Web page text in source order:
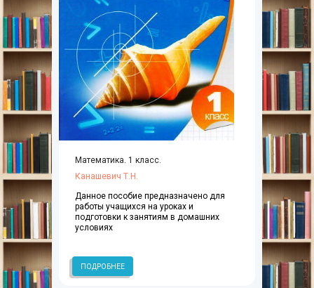
Математика. 1 класс.
Канашевич Т.Н.
Данное пособие предназначено для
работы учащихся на уроках и
подготовки к занятиям в домашних
условиях
ПОДРОБНЕЕ